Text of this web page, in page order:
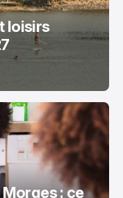
loisirs
: ce